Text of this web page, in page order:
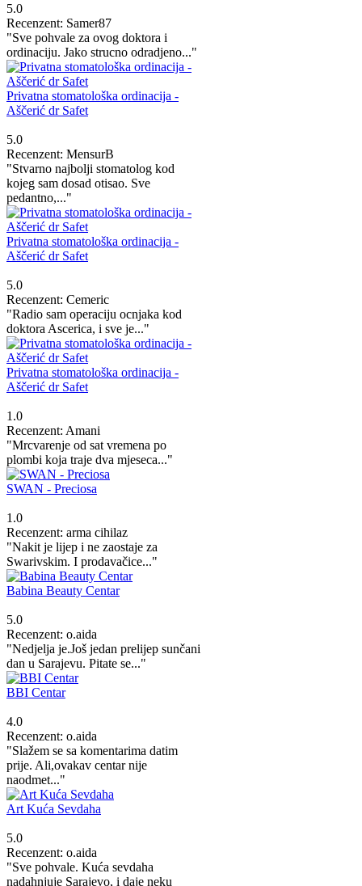
5.0
Recenzent: Samer87
"Sve pohvale za ovog doktora i
ordinaciju. Jako strucno odradjeno..."
Privatna stomatološka ordinacija -
Aščerić dr Safet
5.0
Recenzent: MensurB
"Stvarno najbolji stomatolog kod
kojeg sam dosad otisao. Sve
pedantno,..."
Privatna stomatološka ordinacija -
Aščerić dr Safet
5.0
Recenzent: Cemeric
"Radio sam operaciju ocnjaka kod
doktora Ascerica, i sve je..."
Privatna stomatološka ordinacija -
Aščerić dr Safet
1.0
Recenzent: Amani
"Mrcvarenje od sat vremena po
plombi koja traje dva mjeseca..."
SWAN - Preciosa
1.0
Recenzent: arma cihilaz
"Nakit je lijep i ne zaostaje za
Swarivskim. I prodavačice..."
Babina Beauty Centar
5.0
Recenzent: o.aida
"Nedjelja je.Još jedan prelijep sunčani
dan u Sarajevu. Pitate se..."
BBI Centar
4.0
Recenzent: o.aida
"Slažem se sa komentarima datim
prije. Ali,ovakav centar nije
naodmet..."
Art Kuća Sevdaha
5.0
Recenzent: o.aida
"Sve pohvale. Kuća sevdaha
nadahnjuje Sarajevo, i daje neku